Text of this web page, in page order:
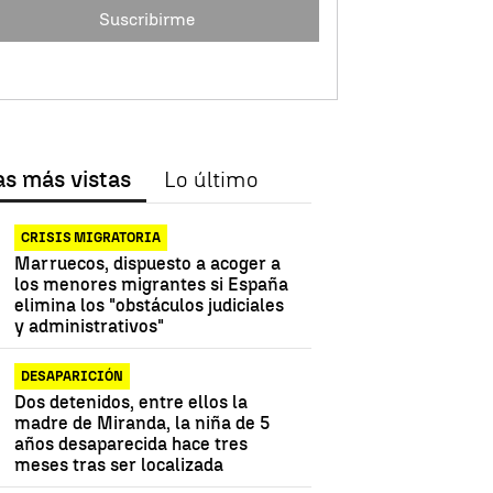
Suscribirme
más vistas Lo último
CRISIS MIGRATORIA
Marruecos, dispuesto a acoger a
los menores migrantes si España
elimina los "obstáculos judiciales
y administrativos"
DESAPARICIÓN
Dos detenidos, entre ellos la
madre de Miranda, la niña de 5
años desaparecida hace tres
meses tras ser localizada